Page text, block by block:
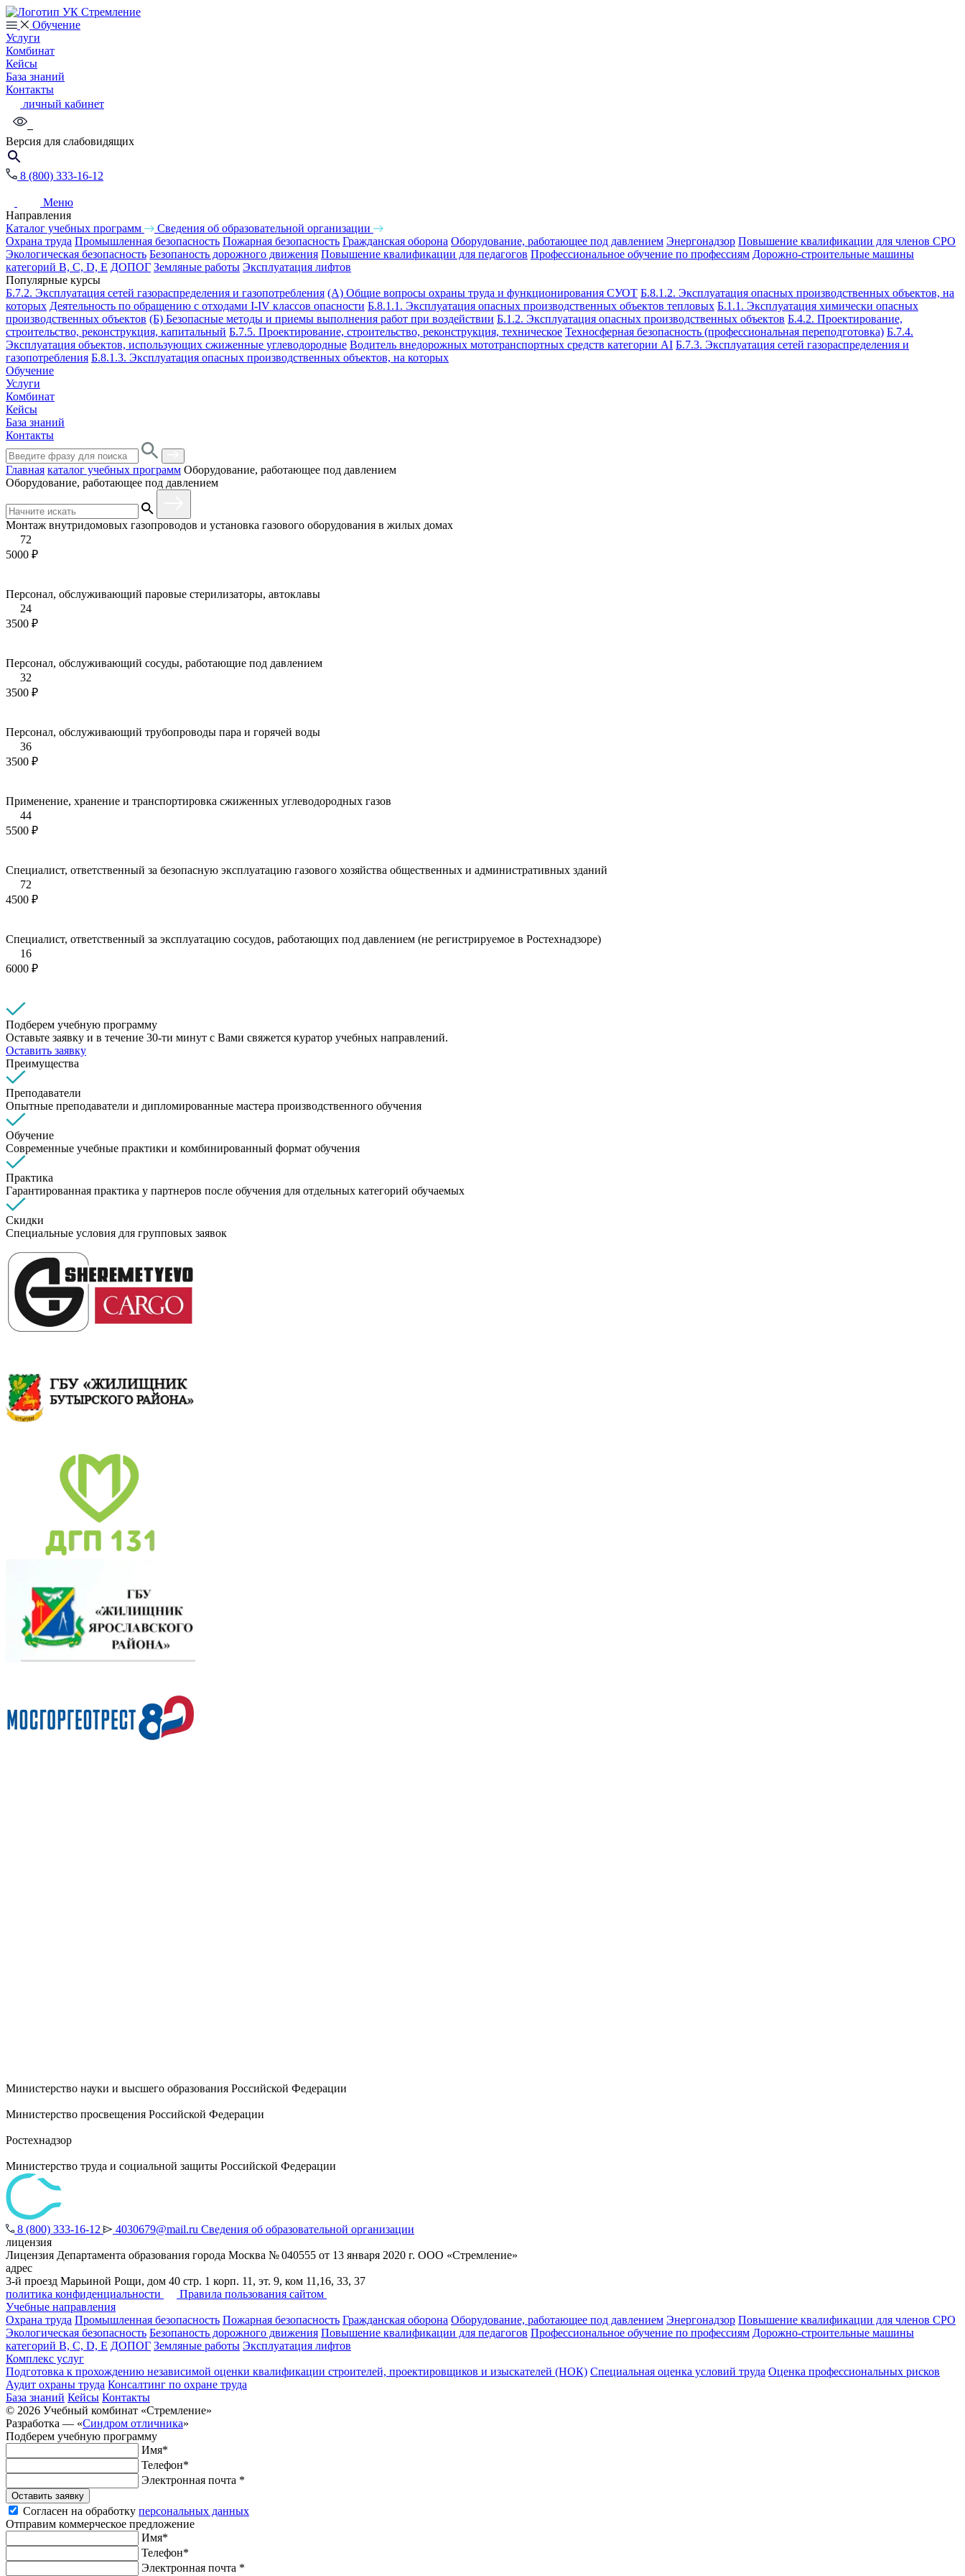
Обучение
Услуги
Комбинат
Кейсы
База знаний
Контакты
личный кабинет
Версия для слабовидящих
8 (800) 333-16-12
Меню
Направления
Каталог учебных программ
Сведения об образовательной организации
Охрана труда Промышленная безопасность Пожарная безопасность Гражданская оборона Оборудование, работающее под давлением Энергонадзор Повышение квалификации для членов СРО
Экологическая безопасность Безопаность дорожного движения Повышение квалификации для педагогов Профессиональное обучение по профессиям Дорожно-строительные машины
категорий B, C, D, E ДОПОГ Земляные работы Эксплуатация лифтов
Популярные курсы
Б.7.2. Эксплуатация сетей газораспределения и газопотребления (А) Общие вопросы охраны труда и функционирования СУОТ Б.8.1.2. Эксплуатация опасных производственных объектов, на
которых Деятельность по обращению с отходами I-IV классов опасности Б.8.1.1. Эксплуатация опасных производственных объектов тепловых Б.1.1. Эксплуатация химически опасных
производственных объектов (Б) Безопасные методы и приемы выполнения работ при воздействии Б.1.2. Эксплуатация опасных производственных объектов Б.4.2. Проектирование,
строительство, реконструкция, капитальный Б.7.5. Проектирование, строительство, реконструкция, техническое Техносферная безопасность (профессиональная переподготовка) Б.7.4.
Эксплуатация объектов, использующих сжиженные углеводородные Водитель внедорожных мототранспортных средств категории АI Б.7.3. Эксплуатация сетей газораспределения и
газопотребления Б.8.1.3. Эксплуатация опасных производственных объектов, на которых
Обучение
Услуги
Комбинат
Кейсы
База знаний
Контакты
Главная каталог учебных программ Оборудование, работающее под давлением
Оборудование, работающее под давлением
Монтаж внутридомовых газопроводов и установка газового оборудования в жилых домах
72
5000 ₽
Персонал, обслуживающий паровые стерилизаторы, автоклавы
24
3500 ₽
Персонал, обслуживающий сосуды, работающие под давлением
32
3500 ₽
Персонал, обслуживающий трубопроводы пара и горячей воды
36
3500 ₽
Применение, хранение и транспортировка сжиженных углеводородных газов
44
5500 ₽
Специалист, ответственный за безопасную эксплуатацию газового хозяйства общественных и административных зданий
72
4500 ₽
Специалист, ответственный за эксплуатацию сосудов, работающих под давлением (не регистрируемое в Ростехнадзоре)
16
6000 ₽
Подберем учебную программу
Оставьте заявку и в течение 30-ти минут с Вами свяжется куратор учебных направлений.
Оставить заявку
Преимущества
Преподаватели
Опытные преподаватели и дипломированные мастера производственного обучения
Обучение
Современные учебные практики и комбинированный формат обучения
Практика
Гарантированная практика у партнеров после обучения для отдельных категорий обучаемых
Скидки
Специальные условия для групповых заявок
Министерство науки и высшего образования Российской Федерации
Министерство просвещения Российской Федерации
Ростехнадзор
Министерство труда и социальной защиты Российской Федерации
8 (800) 333-16-12 4030679@mail.ru Сведения об образовательной организации
лицензия
Лицензия Департамента образования города Москва № 040555 от 13 января 2020 г. ООО «Стремление»
адрес
3-й проезд Марьиной Рощи, дом 40 стр. 1 корп. 11, эт. 9, ком 11,16, 33, 37
политика конфиденциальности
Правила пользования сайтом
Учебные направления
Охрана труда Промышленная безопасность Пожарная безопасность Гражданская оборона Оборудование, работающее под давлением Энергонадзор Повышение квалификации для членов СРО
Экологическая безопасность Безопаность дорожного движения Повышение квалификации для педагогов Профессиональное обучение по профессиям Дорожно-строительные машины
категорий B, C, D, E ДОПОГ Земляные работы Эксплуатация лифтов
Комплекс услуг
Подготовка к прохождению независимой оценки квалификации строителей, проектировщиков и изыскателей (НОК) Специальная оценка условий труда Оценка профессиональных рисков
Аудит охраны труда Консалтинг по охране труда
База знаний Кейсы Контакты
© 2026 Учебный комбинат «Стремление»
Разработка — «Синдром отличника»
Подберем учебную программу
Имя*
Телефон*
Электронная почта *
Оставить заявку
Согласен на обработку персональных данных
Отправим коммерческое предложение
Имя*
Телефон*
Электронная почта *